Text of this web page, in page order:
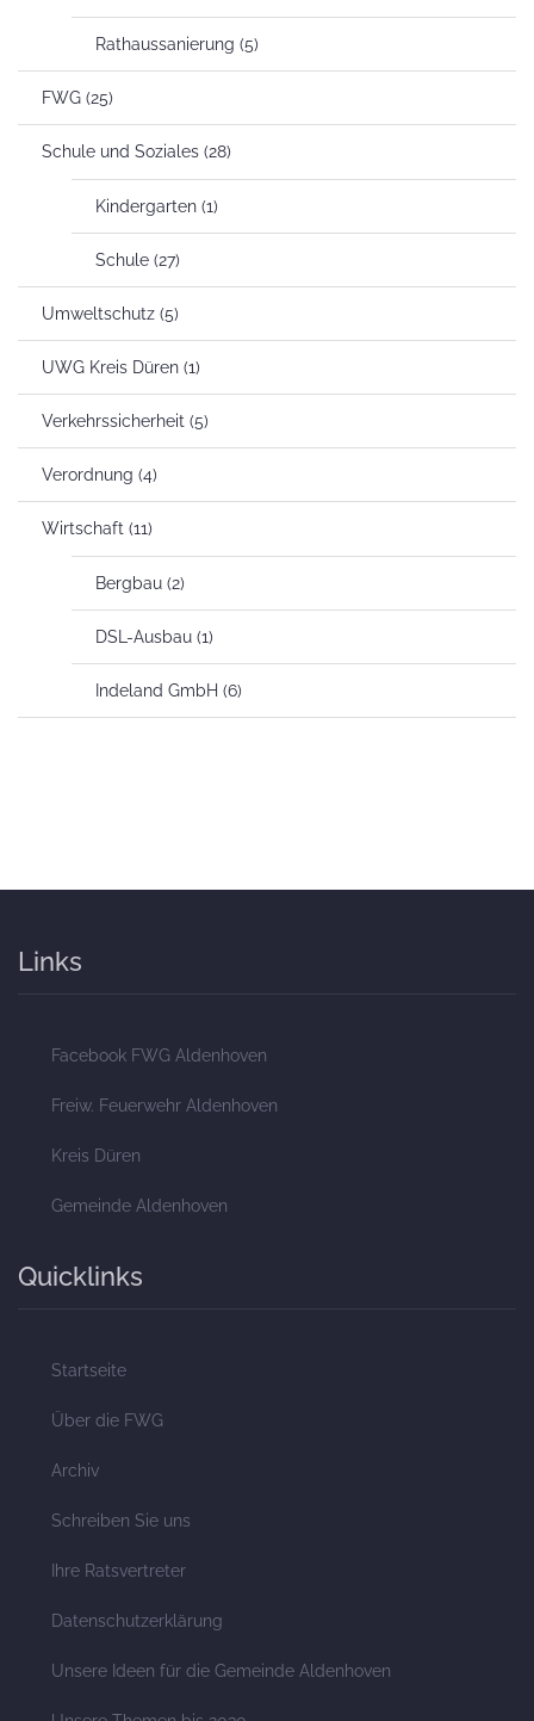
Rathaussanierung (5)
FWG (25)
Schule und Soziales (28)
Kindergarten (1)
Schule (27)
Umweltschutz (5)
UWG Kreis Düren (1)
Verkehrssicherheit (5)
Verordnung (4)
Wirtschaft (11)
Bergbau (2)
DSL-Ausbau (1)
Indeland GmbH (6)
Links
Facebook FWG Aldenhoven
Freiw. Feuerwehr Aldenhoven
Kreis Düren
Gemeinde Aldenhoven
Quicklinks
Startseite
Über die FWG
Archiv
Schreiben Sie uns
Ihre Ratsvertreter
Datenschutzerklärung
Unsere Ideen für die Gemeinde Aldenhoven